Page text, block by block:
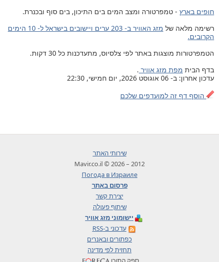
חופים בארץ - טמפרטורה ומצב המים בים התיכון, בים סוף ובכנרת.
רשימה מלאה של
מזג האוויר ב- 203 ערים ויישובים בישראל ל- 10 הימים
הקרובים.
הטמפרטורות מוצגות באתר לפי צלסיוס, מתעדכנות כל 30 דקות.
בדף הבית מפת מזג אוויר .
עדכון אחרון: ב- 06 אוגוסט 2026, יום חמישי, 22:30
הוסף דף זה למועדפים שלכם
שירותי האתר
2012 – 2026 © Mavir.co.il
Погода в Израиле
פרסום באתר
יצירת קשר
שיתוף פעולה
יישומוני מזג אוויר
עדכוני ב-RSS
כפתורים ובאנרים
תחזית לפי מדינה